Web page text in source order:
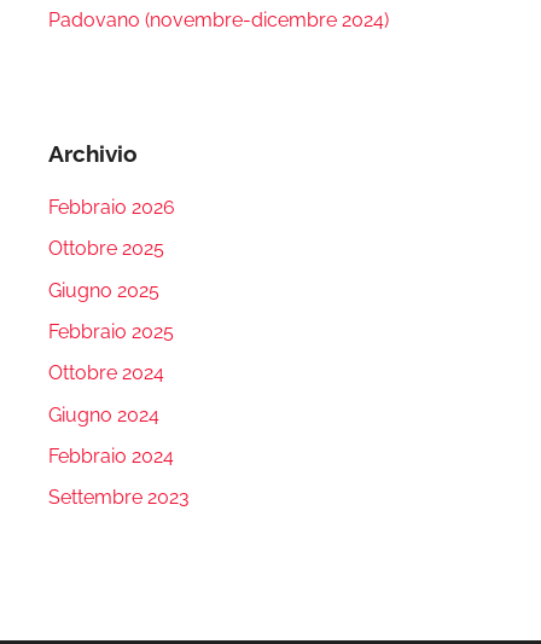
Padovano (novembre-dicembre 2024)
Archivio
Febbraio 2026
Ottobre 2025
Giugno 2025
Febbraio 2025
Ottobre 2024
Giugno 2024
Febbraio 2024
Settembre 2023